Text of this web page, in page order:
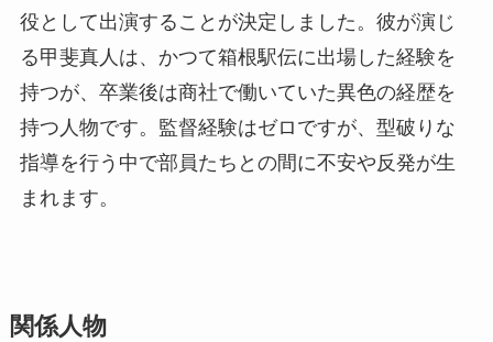
役として出演することが決定しました。彼が演じ
る甲斐真人は、かつて箱根駅伝に出場した経験を
持つが、卒業後は商社で働いていた異色の経歴を
持つ人物です。監督経験はゼロですが、型破りな
指導を行う中で部員たちとの間に不安や反発が生
まれます。
関係人物